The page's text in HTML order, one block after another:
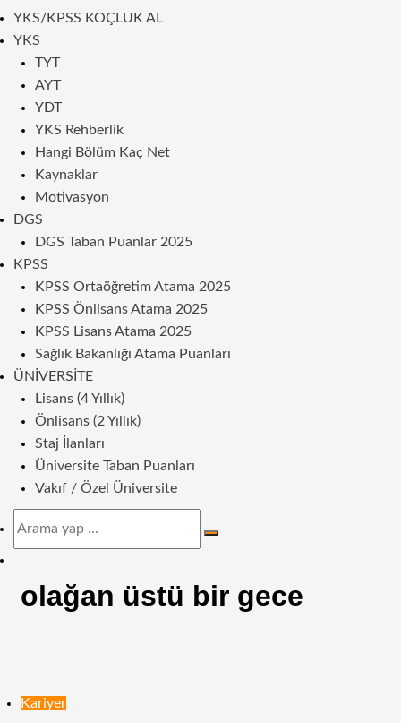
YKS/KPSS KOÇLUK AL
YKS
TYT
AYT
YDT
YKS Rehberlik
Hangi Bölüm Kaç Net
Kaynaklar
Motivasyon
DGS
DGS Taban Puanlar 2025
KPSS
KPSS Ortaöğretim Atama 2025
KPSS Önlisans Atama 2025
KPSS Lisans Atama 2025
Sağlık Bakanlığı Atama Puanları
ÜNIVERSITE
Lisans (4 Yıllık)
Önlisans (2 Yıllık)
Staj İlanları
Üniversite Taban Puanları
Vakıf / Özel Üniversite
Arama
görünümü
değiştir
olağan üstü bir gece
Kariyer